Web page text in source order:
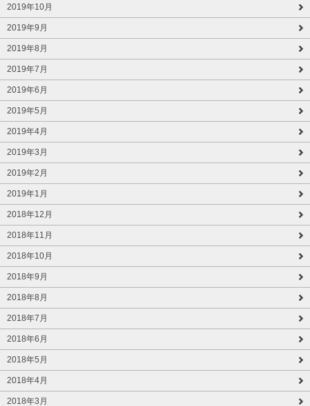
2019年10月
2019年9月
2019年8月
2019年7月
2019年6月
2019年5月
2019年4月
2019年3月
2019年2月
2019年1月
2018年12月
2018年11月
2018年10月
2018年9月
2018年8月
2018年7月
2018年6月
2018年5月
2018年4月
2018年3月